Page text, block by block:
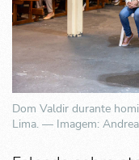
Dom Valdir durante
Lima. — Imagem: